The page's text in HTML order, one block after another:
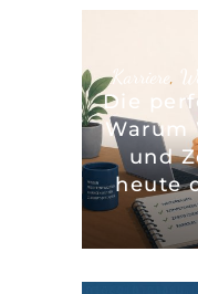
Karriere ,
Die
Warum
und
heute